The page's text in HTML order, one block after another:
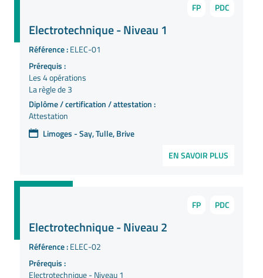
FP PDC
Electrotechnique - Niveau 1
Référence :ELEC-01
Prérequis :
Les 4 opérations
La règle de 3
Diplôme / certification / attestation :
Attestation
Limoges - Say, Tulle, Brive
EN SAVOIR PLUS
FP PDC
Electrotechnique - Niveau 2
Référence :ELEC-02
Prérequis :
Electrotechnique - Niveau 1